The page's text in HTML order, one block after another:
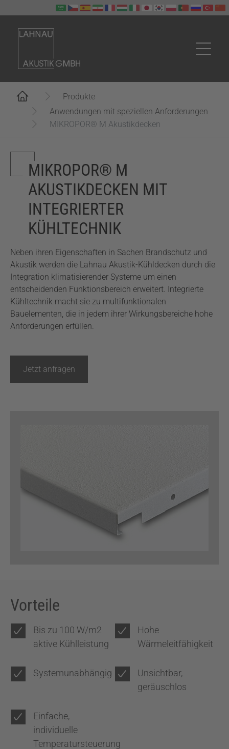
Produkte
Anwendungen mit speziellen Anforderungen
MIKROPOR® M Akustikdecken
MIKROPOR® M
AKUSTIKDECKEN MIT
INTEGRIERTER
KÜHLTECHNIK
Neben ihren Eigenschaften in Sachen Brandschutz und
Akustik werden die Lahnau Akustik-Kühldecken durch die
Integration klimatisierender Systeme um einen
entscheidenden Funktionsbereich erweitert. Integrierte
Kühltechnik macht sie zu multifunktionalen
Bauelementen, die in jedem ihrer Wirkungsbereiche hohe
Anforderungen erfüllen.
Jetzt anfragen
Vorteile
Bis zu 100 W/m2
aktive Kühlleistung
Hohe
Wärmeleitfähigkeit
Systemunabhängig
Unsichtbar,
geräuschlos
Einfache,
individuelle
Temperatursteuerung